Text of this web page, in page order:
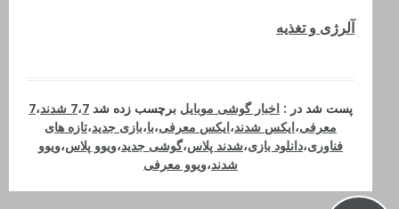
آلرژی و تغذیه
پست شد در : اخبار گوشی موبایل برچسب زده شد 7،7 شدند ،7
معرفی،ایکس شدند،ایکس معرفی،با،بازی جدید،تازه های
فناوری،دانلود بازی،شدند پلاس،گوشی جدید،ویوو پلاس،ویوو
شدند،ویوو معرفی